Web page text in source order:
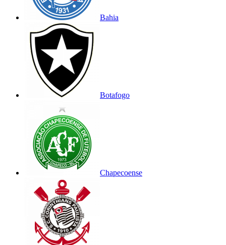
Bahia
Botafogo
Chapecoense